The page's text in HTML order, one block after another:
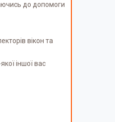
до допомоги
вікон та
іншої вас